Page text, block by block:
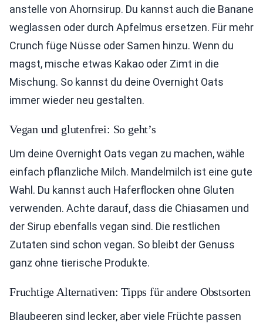
anstelle von Ahornsirup. Du kannst auch die Banane
weglassen oder durch Apfelmus ersetzen. Für mehr
Crunch füge Nüsse oder Samen hinzu. Wenn du
magst, mische etwas Kakao oder Zimt in die
Mischung. So kannst du deine Overnight Oats
immer wieder neu gestalten.
Vegan und glutenfrei: So geht’s
Um deine Overnight Oats vegan zu machen, wähle
einfach pflanzliche Milch. Mandelmilch ist eine gute
Wahl. Du kannst auch Haferflocken ohne Gluten
verwenden. Achte darauf, dass die Chiasamen und
der Sirup ebenfalls vegan sind. Die restlichen
Zutaten sind schon vegan. So bleibt der Genuss
ganz ohne tierische Produkte.
Fruchtige Alternativen: Tipps für andere Obstsorten
Blaubeeren sind lecker, aber viele Früchte passen